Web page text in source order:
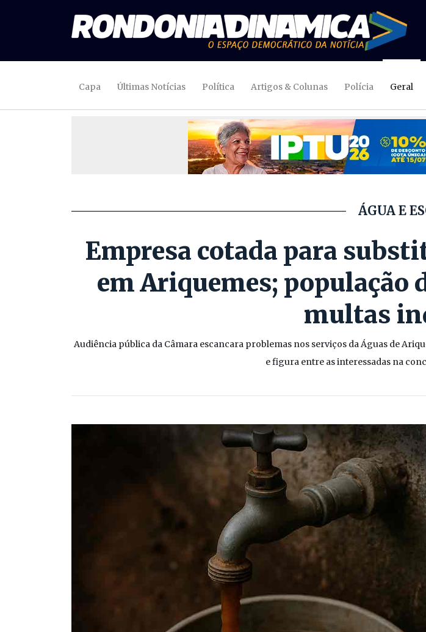
Capa Últimas Notícias Política Artigos & Colunas Polícia Geral
ÁGUA E
Empresa cotada para
em Ariquemes; população
multas
Audiência pública da Câmara escancara problemas nos serviços da Águas de
e figura entre as interessadas na